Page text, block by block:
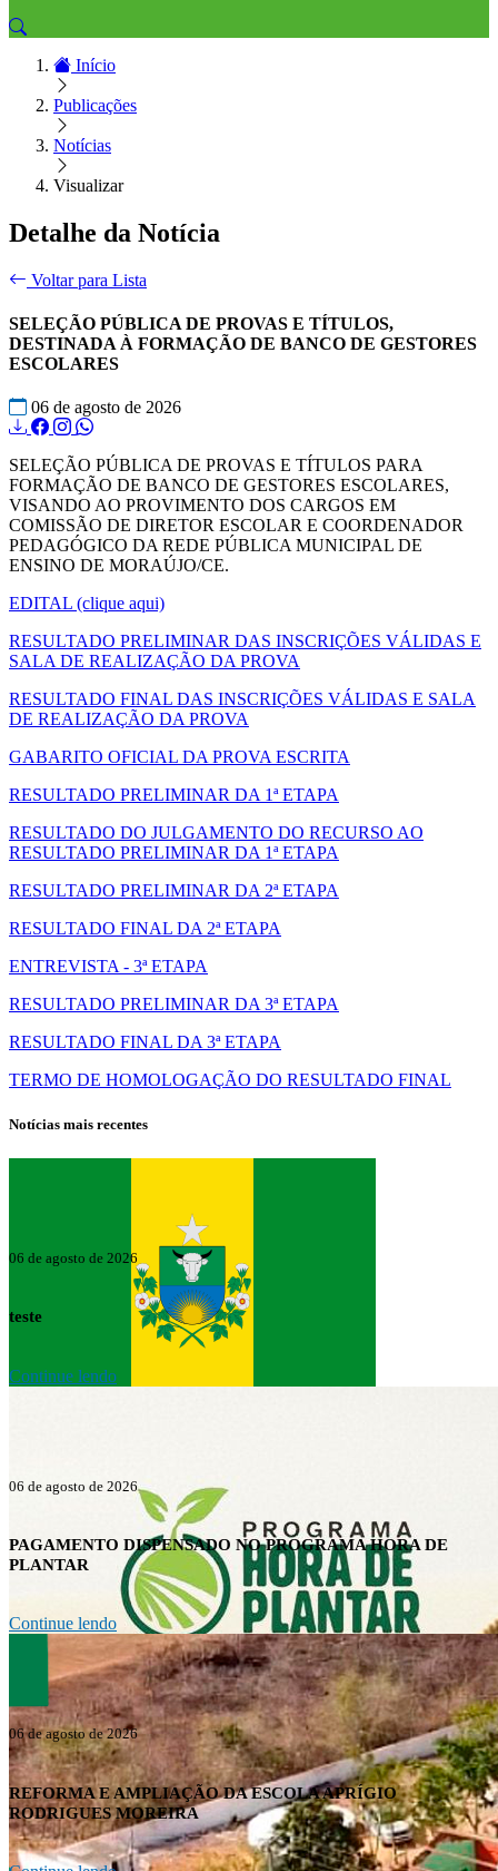
Início
Publicações
Notícias
Visualizar
Detalhe da Notícia
Voltar para Lista
SELEÇÃO PÚBLICA DE PROVAS E TÍTULOS,
DESTINADA À FORMAÇÃO DE BANCO DE GESTORES
ESCOLARES
06 de agosto de 2026
SELEÇÃO PÚBLICA DE PROVAS E TÍTULOS PARA
FORMAÇÃO DE BANCO DE GESTORES ESCOLARES,
VISANDO AO PROVIMENTO DOS CARGOS EM
COMISSÃO DE DIRETOR ESCOLAR E COORDENADOR
PEDAGÓGICO DA REDE PÚBLICA MUNICIPAL DE
ENSINO DE MORAÚJO/CE.
EDITAL (clique aqui)
RESULTADO PRELIMINAR DAS INSCRIÇÕES VÁLIDAS E
SALA DE REALIZAÇÃO DA PROVA
RESULTADO FINAL DAS INSCRIÇÕES VÁLIDAS E SALA
DE REALIZAÇÃO DA PROVA
GABARITO OFICIAL DA PROVA ESCRITA
RESULTADO PRELIMINAR DA 1ª ETAPA
RESULTADO DO JULGAMENTO DO RECURSO AO
RESULTADO PRELIMINAR DA 1ª ETAPA
RESULTADO PRELIMINAR DA 2ª ETAPA
RESULTADO FINAL DA 2ª ETAPA
ENTREVISTA - 3ª ETAPA
RESULTADO PRELIMINAR DA 3ª ETAPA
RESULTADO FINAL DA 3ª ETAPA
TERMO DE HOMOLOGAÇÃO DO RESULTADO FINAL
Notícias mais recentes
06 de agosto de 2026
teste
Continue lendo
06 de agosto de 2026
PAGAMENTO DISPENSADO NO PROGRAMA HORA DE
PLANTAR
Continue lendo
06 de agosto de 2026
REFORMA E AMPLIAÇÃO DA ESCOLA APRÍGIO
RODRIGUES MOREIRA